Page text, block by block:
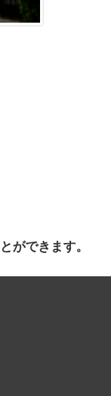
ができます。